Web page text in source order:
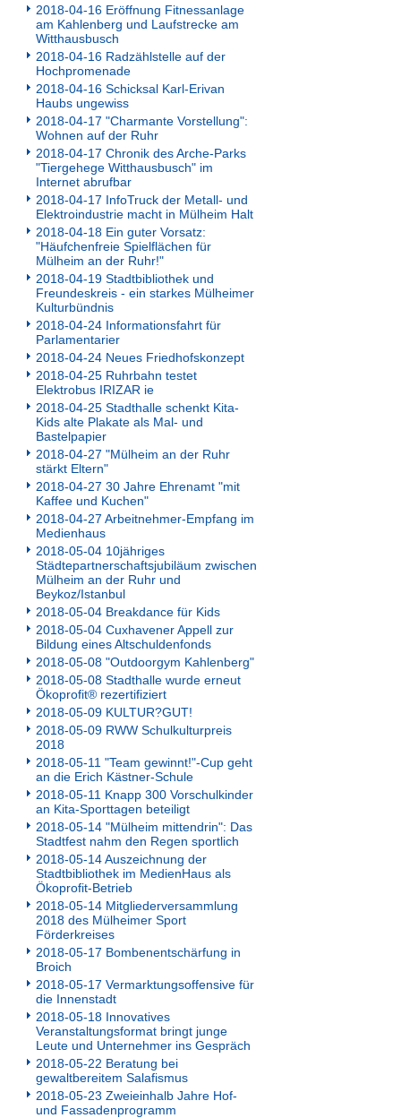
2018-04-16 Eröffnung Fitnessanlage
am Kahlenberg und Laufstrecke am
Witthausbusch
2018-04-16 Radzählstelle auf der
Hochpromenade
2018-04-16 Schicksal Karl-Erivan
Haubs ungewiss
2018-04-17 "Charmante Vorstellung":
Wohnen auf der Ruhr
2018-04-17 Chronik des Arche-Parks
"Tiergehege Witthausbusch" im
Internet abrufbar
2018-04-17 InfoTruck der Metall- und
Elektroindustrie macht in Mülheim Halt
2018-04-18 Ein guter Vorsatz:
"Häufchenfreie Spielflächen für
Mülheim an der Ruhr!"
2018-04-19 Stadtbibliothek und
Freundeskreis - ein starkes Mülheimer
Kulturbündnis
2018-04-24 Informationsfahrt für
Parlamentarier
2018-04-24 Neues Friedhofskonzept
2018-04-25 Ruhrbahn testet
Elektrobus IRIZAR ie
2018-04-25 Stadthalle schenkt Kita-
Kids alte Plakate als Mal- und
Bastelpapier
2018-04-27 "Mülheim an der Ruhr
stärkt Eltern"
2018-04-27 30 Jahre Ehrenamt "mit
Kaffee und Kuchen"
2018-04-27 Arbeitnehmer-Empfang im
Medienhaus
2018-05-04 10jähriges
Städtepartnerschaftsjubiläum zwischen
Mülheim an der Ruhr und
Beykoz/Istanbul
2018-05-04 Breakdance für Kids
2018-05-04 Cuxhavener Appell zur
Bildung eines Altschuldenfonds
2018-05-08 "Outdoorgym Kahlenberg"
2018-05-08 Stadthalle wurde erneut
Ökoprofit® rezertifiziert
2018-05-09 KULTUR?GUT!
2018-05-09 RWW Schulkulturpreis
2018
2018-05-11 "Team gewinnt!"-Cup geht
an die Erich Kästner-Schule
2018-05-11 Knapp 300 Vorschulkinder
an Kita-Sporttagen beteiligt
2018-05-14 "Mülheim mittendrin": Das
Stadtfest nahm den Regen sportlich
2018-05-14 Auszeichnung der
Stadtbibliothek im MedienHaus als
Ökoprofit-Betrieb
2018-05-14 Mitgliederversammlung
2018 des Mülheimer Sport
Förderkreises
2018-05-17 Bombenentschärfung in
Broich
2018-05-17 Vermarktungsoffensive für
die Innenstadt
2018-05-18 Innovatives
Veranstaltungsformat bringt junge
Leute und Unternehmer ins Gespräch
2018-05-22 Beratung bei
gewaltbereitem Salafismus
2018-05-23 Zweieinhalb Jahre Hof-
und Fassadenprogramm